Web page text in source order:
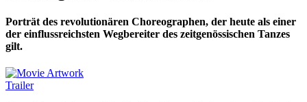
Porträt des revolutionären Choreographen, der heute als einer
der einflussreichsten Wegbereiter des zeitgenössischen Tanzes
gilt.
Trailer